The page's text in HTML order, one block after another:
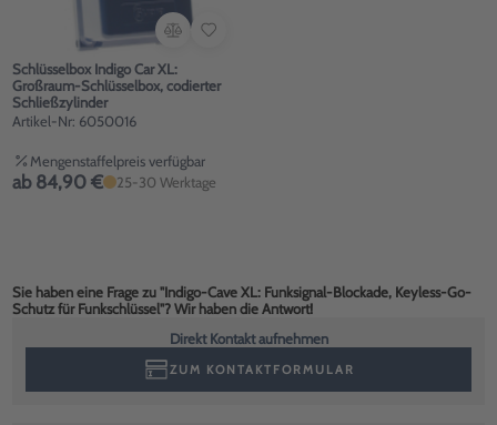
Schlüsselbox Indigo Car XL:
Großraum-Schlüsselbox, codierter
Schließzylinder
Artikel-Nr: 6050016
Mengenstaffelpreis verfügbar
ab 84,90 € 25-30 Werktage
Sie haben eine Frage zu "Indigo-Cave XL: Funksignal-Blockade, Keyless-Go-
Schutz für Funkschlüssel"? Wir haben die Antwort!
Direkt Kontakt aufnehmen
ZUM KONTAKTFORMULAR